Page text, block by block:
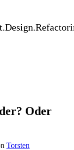
Oder
Torsten